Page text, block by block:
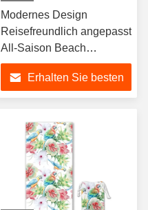
Modernes Design
Reisefreundlich angepasst
All-Saison Beach
Handtuch
Erhalten Sie besten